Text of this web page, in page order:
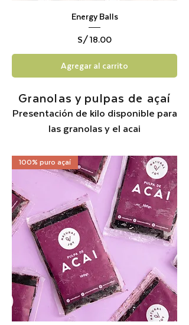
Energy Balls
Precio
S/ 18.00
Agregar al carrito
Granolas y pulpas de açaí
Presentación de kilo disponible para
las granolas y el acai
100% puro açaí